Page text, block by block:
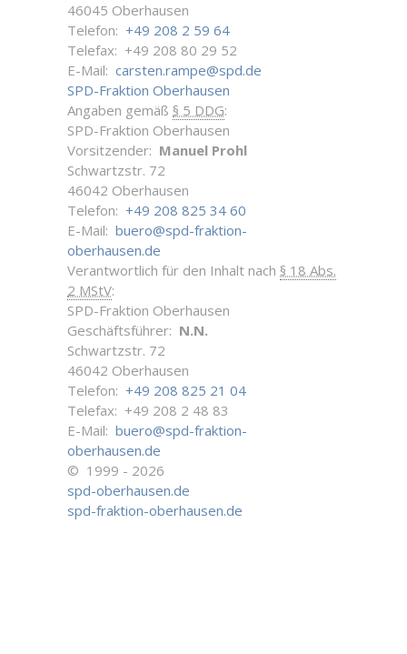
46045 Oberhausen
Telefon: +49 208 2 59 64
Telefax: +49 208 80 29 52
E-Mail: carsten.rampe@spd.de
SPD-Fraktion Oberhausen
Angaben gemäß § 5 DDG:
SPD-Fraktion Oberhausen
Vorsitzender: Manuel Prohl
Schwartzstr. 72
46042 Oberhausen
Telefon: +49 208 825 34 60
E-Mail: buero@spd-fraktion-
oberhausen.de
Verantwortlich für den Inhalt nach § 18 Abs.
2 MStV:
SPD-Fraktion Oberhausen
Geschäftsführer: N.N.
Schwartzstr. 72
46042 Oberhausen
Telefon: +49 208 825 21 04
Telefax: +49 208 2 48 83
E-Mail: buero@spd-fraktion-
oberhausen.de
© 1999 - 2026
spd-oberhausen.de
spd-fraktion-oberhausen.de